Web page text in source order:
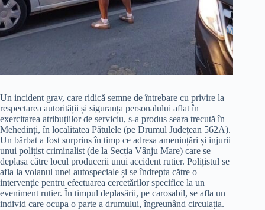
Un incident grav, care ridică semne de întrebare cu privire la
respectarea autorității și siguranța personalului aflat în
exercitarea atribuțiilor de serviciu, s-a produs seara trecută în
Mehedinți, în localitatea Pătulele (pe Drumul Județean 562A).
Un bărbat a fost surprins în timp ce adresa amenințări și injurii
unui polițist criminalist (de la Secția Vânju Mare) care se
deplasa către locul producerii unui accident rutier. Polițistul se
afla la volanul unei autospeciale și se îndrepta către o
intervenție pentru efectuarea cercetărilor specifice la un
eveniment rutier. În timpul deplasării, pe carosabil, se afla un
individ care ocupa o parte a drumului, îngreunând circulația.